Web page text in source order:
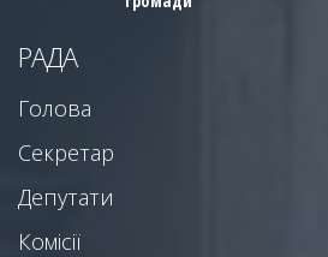
РАДА
Голова
Секретар
Депутати
Комісії